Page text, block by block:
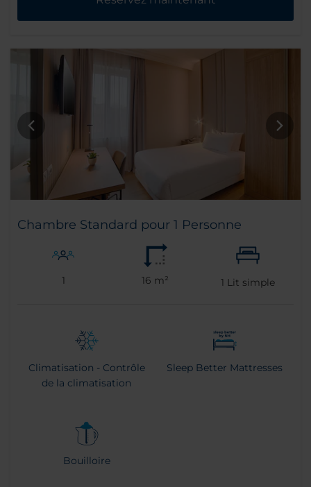
Chambre Standard pour 1 Personne
1 16 m² 1 Lit simple
Climatisation - Contrôle
de la climatisation
Sleep Better Mattresses
Bouilloire